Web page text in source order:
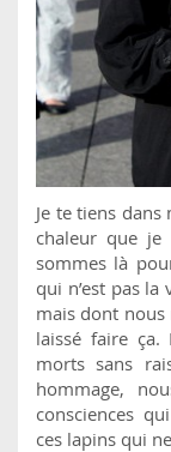
Je te tiens
chaleur que
sommes là
qui n’est pas
mais dont nous
laissé faire ça.
morts sans
hommage,
consciences
ces lapins qui